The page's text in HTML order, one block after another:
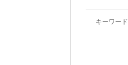
キーワード